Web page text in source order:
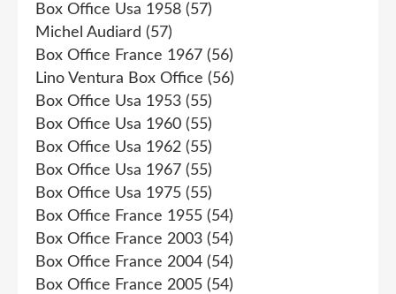
Box Office Usa 1958 (57)
Michel Audiard (57)
Box Office France 1967 (56)
Lino Ventura Box Office (56)
Box Office Usa 1953 (55)
Box Office Usa 1960 (55)
Box Office Usa 1962 (55)
Box Office Usa 1967 (55)
Box Office Usa 1975 (55)
Box Office France 1955 (54)
Box Office France 2003 (54)
Box Office France 2004 (54)
Box Office France 2005 (54)